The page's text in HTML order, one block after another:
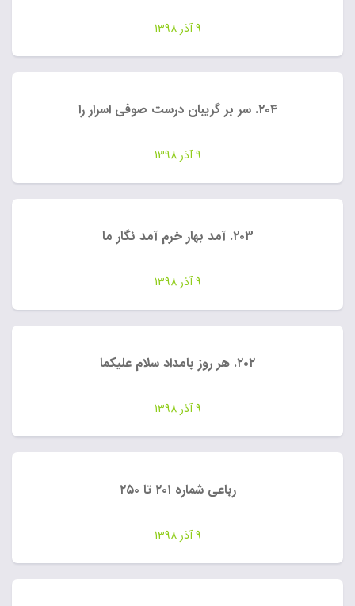
9 آذر 1398
۲۰۴. سر بر گریبان درست صوفی اسرار را
9 آذر 1398
۲۰۳. آمد بهار خرم آمد نگار ما
9 آذر 1398
۲۰۲. هر روز بامداد سلام علیکما
9 آذر 1398
رباعی شماره ۲۰۱ تا ۲۵۰
9 آذر 1398